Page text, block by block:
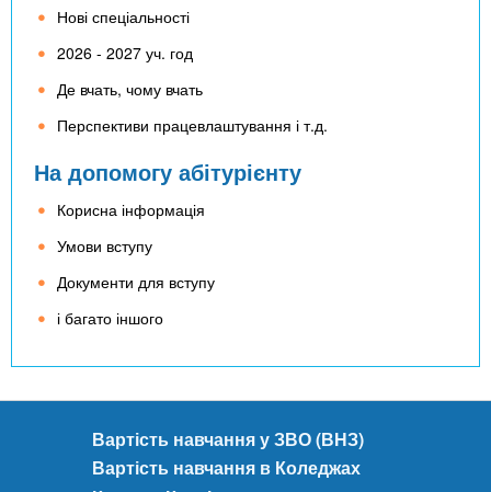
Нові спеціальності
2026 - 2027 уч. год
Де вчать, чому вчать
Перспективи працевлаштування і т.д.
На допомогу абітурієнту
Корисна інформація
Умови вступу
Документи для вступу
і багато іншого
Вартість навчання у ЗВО (ВНЗ)
Вартість навчання в Коледжах